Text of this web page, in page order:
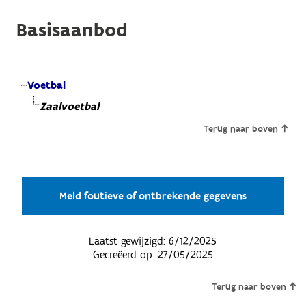
Basisaanbod
Voetbal
Zaalvoetbal
Terug naar boven
Meld foutieve of ontbrekende gegevens
Laatst gewijzigd:6/12/2025
Gecreëerd op: 27/05/2025
Terug naar boven